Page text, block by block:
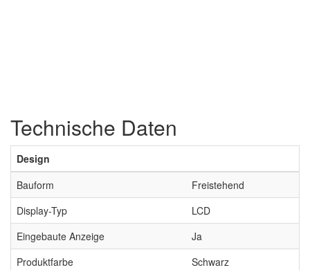
Technische Daten
Design
Bauform
Freistehend
Display-Typ
LCD
Eingebaute Anzeige
Ja
Produktfarbe
Schwarz